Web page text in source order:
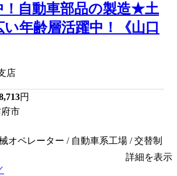
！自動車部品の製造★土
年齢層活躍中！《山口
店
円
市
オペレーター / 自動車系工場 / 交替制
詳細を表示